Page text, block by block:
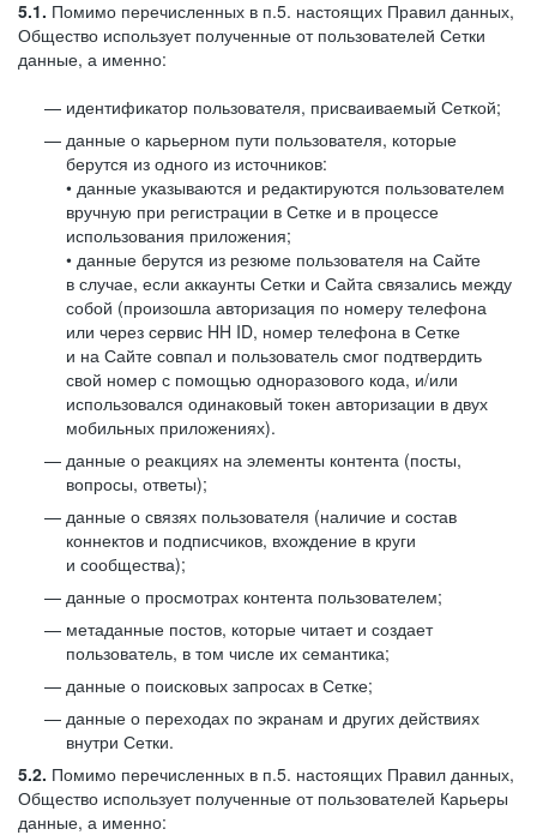
5.1. Помимо перечисленных в п.5. настоящих Правил данных,
Общество использует полученные от пользователей Сетки
данные, а именно:
идентификатор пользователя, присваиваемый Сеткой;
данные о карьерном пути пользователя, которые
берутся из одного из источников:
• данные указываются и редактируются пользователем
вручную при регистрации в Сетке и в процессе
использования приложения;
• данные берутся из резюме пользователя на Сайте
в случае, если аккаунты Сетки и Сайта связались между
собой (произошла авторизация по номеру телефона
или через сервис HH ID, номер телефона в Сетке
и на Сайте совпал и пользователь смог подтвердить
свой номер с помощью одноразового кода, и/или
использовался одинаковый токен авторизации в двух
мобильных приложениях).
данные о реакциях на элементы контента (посты,
вопросы, ответы);
данные о связях пользователя (наличие и состав
коннектов и подписчиков, вхождение в круги
и сообщества);
данные о просмотрах контента пользователем;
метаданные постов, которые читает и создает
пользователь, в том числе их семантика;
данные о поисковых запросах в Сетке;
данные о переходах по экранам и других действиях
внутри Сетки.
5.2. Помимо перечисленных в п.5. настоящих Правил данных,
Общество использует полученные от пользователей Карьеры
данные, а именно: